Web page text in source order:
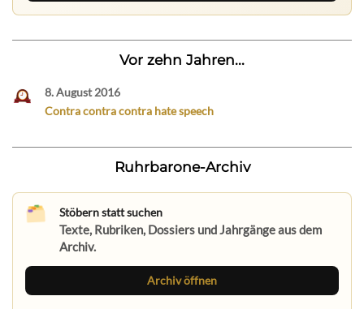
Vor zehn Jahren...
8. August 2016
Contra contra contra hate speech
Ruhrbarone-Archiv
Stöbern statt suchen
Texte, Rubriken, Dossiers und Jahrgänge aus dem
Archiv.
Archiv öffnen